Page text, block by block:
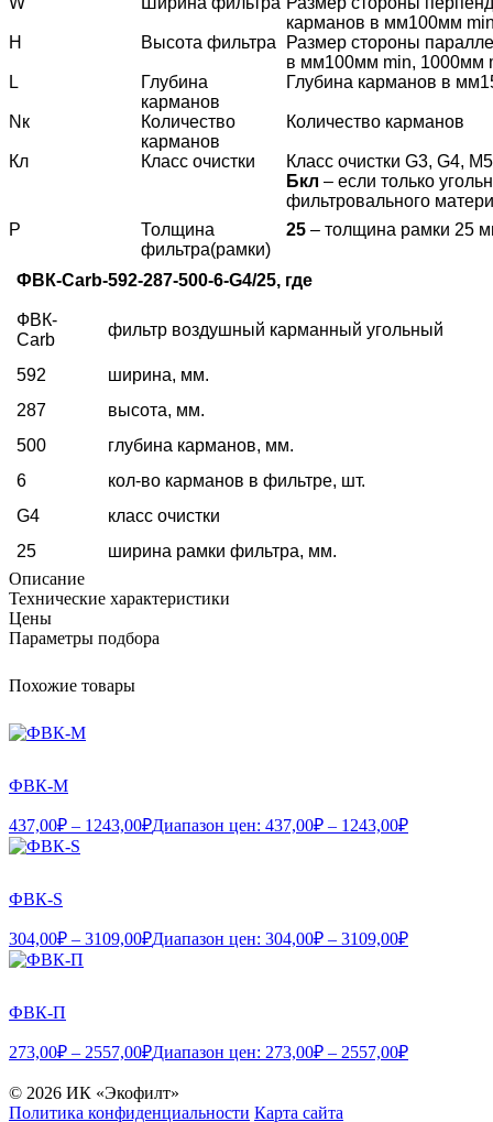
карманов в мм100мм
H
Высота фильтра
Размер стороны
в мм100мм min, 1000мм
L
Глубина
карманов
Глубина карманов в мм
Nк
Количество
карманов
Количество карманов
Кл Класс очистки Класс очистки G3, G4,
Бкл – если только
фильтровального
Р
Толщина
фильтра(рамки)
25 – толщина рамки 25
ФВК-Carb-592-287-500-6-G4/25, где
ФВК-
Carb
фильтр воздушный карманный угольный
592
ширина, мм.
287
высота, мм.
500
глубина карманов, мм.
6
кол-во карманов в фильтре, шт.
G4
класс очистки
25
ширина рамки фильтра, мм.
Описание
Технические характеристики
Цены
Параметры подбора
Похожие товары
ФВК-М
437,00₽ – 1243,00₽Диапазон цен: 437,00₽ – 1243,00₽
ФВК-S
304,00₽ – 3109,00₽Диапазон цен: 304,00₽ – 3109,00₽
ФВК-П
273,00₽ – 2557,00₽Диапазон цен: 273,00₽ – 2557,00₽
© 2026 ИК «Экофилт»
Политика конфиденциальности Карта сайта